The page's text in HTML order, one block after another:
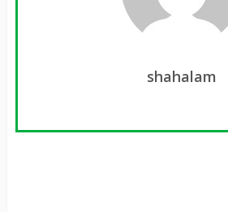
shahalam